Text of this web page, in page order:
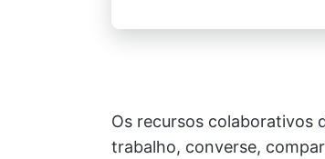
Os recursos colaborativos
trabalho, converse,